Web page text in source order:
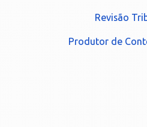
Revisão
Produtor de